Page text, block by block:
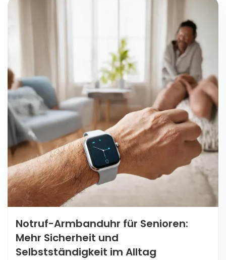
Notruf-Armbanduhr für Senioren:
Mehr Sicherheit und
Selbstständigkeit im Alltag